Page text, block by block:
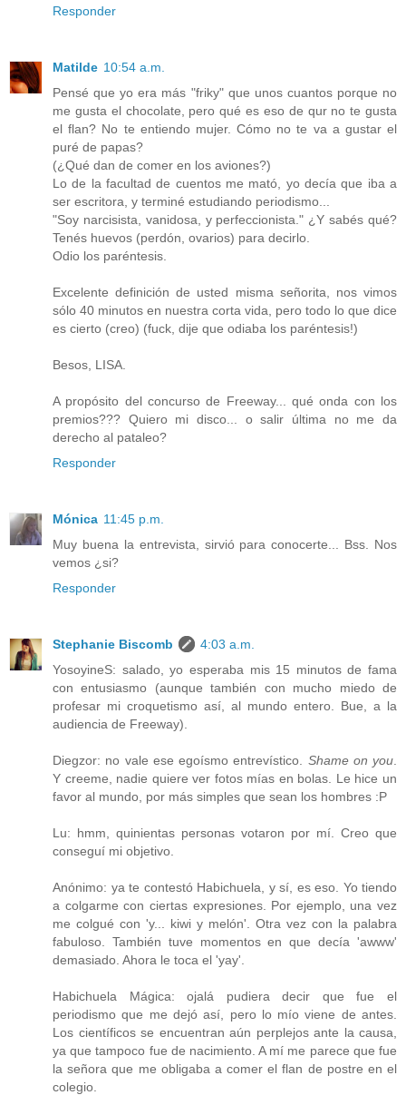
Responder
Matilde 10:54 a.m.
Pensé que yo era más "friky" que unos cuantos porque no
me gusta el chocolate, pero qué es eso de qur no te gusta
el flan? No te entiendo mujer. Cómo no te va a gustar el
puré de papas?
(¿Qué dan de comer en los aviones?)
Lo de la facultad de cuentos me mató, yo decía que iba a
ser escritora, y terminé estudiando periodismo...
"Soy narcisista, vanidosa, y perfeccionista." ¿Y sabés qué?
Tenés huevos (perdón, ovarios) para decirlo.
Odio los paréntesis.
Excelente definición de usted misma señorita, nos vimos
sólo 40 minutos en nuestra corta vida, pero todo lo que dice
es cierto (creo) (fuck, dije que odiaba los paréntesis!)
Besos, LISA.
A propósito del concurso de Freeway... qué onda con los
premios??? Quiero mi disco... o salir última no me da
derecho al pataleo?
Responder
Mónica 11:45 p.m.
Muy buena la entrevista, sirvió para conocerte... Bss. Nos
vemos ¿si?
Responder
Stephanie Biscomb
4:03 a.m.
YosoyineS: salado, yo esperaba mis 15 minutos de fama
con entusiasmo (aunque también con mucho miedo de
profesar mi croquetismo así, al mundo entero. Bue, a la
audiencia de Freeway).
Diegzor: no vale ese egoísmo entrevístico. Shame on you
Y creeme, nadie quiere ver fotos mías en bolas. Le hice un
favor al mundo, por más simples que sean los hombres :P
Lu: hmm, quinientas personas votaron por mí. Creo que
conseguí mi objetivo.
Anónimo: ya te contestó Habichuela, y sí, es eso. Yo tiendo
a colgarme con ciertas expresiones. Por ejemplo, una vez
me colgué con 'y... kiwi y melón'. Otra vez con la palabra
fabuloso. También tuve momentos en que decía 'awww'
demasiado. Ahora le toca el 'yay'.
Habichuela Mágica: ojalá pudiera decir que fue el
periodismo que me dejó así, pero lo mío viene de antes.
Los científicos se encuentran aún perplejos ante la causa,
ya que tampoco fue de nacimiento. A mí me parece que fue
la señora que me obligaba a comer el flan de postre en el
colegio.